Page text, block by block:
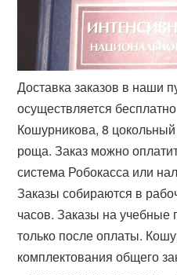
Доставка заказов в наши
осуществляется
Кошурникова, 8
роща. Заказ можно
система Робокасса или
Заказы собираются в
часов. Заказы на учебные
только после оплаты.
комплектования общего